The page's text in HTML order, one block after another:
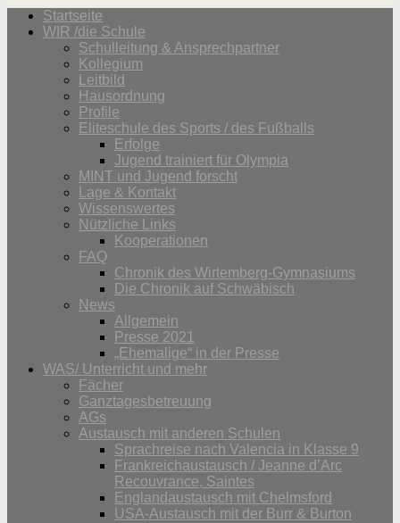
Startseite
WIR /die Schule
Schulleitung & Ansprechpartner
Kollegium
Leitbild
Hausordnung
Profile
Eliteschule des Sports / des Fußballs
Erfolge
Jugend trainiert für Olympia
MINT und Jugend forscht
Lage & Kontakt
Wissenswertes
Nützliche Links
Kooperationen
FAQ
Chronik des Wirtemberg-Gymnasiums
Die Chronik auf Schwäbisch
News
Allgemein
Presse 2021
„Ehemalige“ in der Presse
WAS/ Unterricht und mehr
Fächer
Ganztagesbetreuung
AGs
Austausch mit anderen Schulen
Sprachreise nach Valencia in Klasse 9
Frankreichaustausch / Jeanne d’Arc
Recouvrance, Saintes
Englandaustausch mit Chelmsford
USA-Austausch mit der Burr & Burton